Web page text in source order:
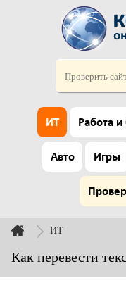
ИТ Работа и
Авто Игры
ИТ
Как перевести